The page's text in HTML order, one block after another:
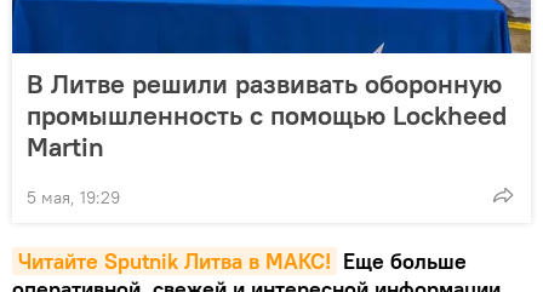
В Литве решили развивать оборонную
промышленность с помощью Lockheed
Martin
5 мая, 19:29
Читайте Sputnik Литва в MAКС! Еще больше